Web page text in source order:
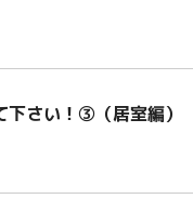
下さい！③（居室編）